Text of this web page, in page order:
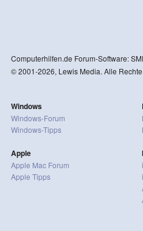
Computerhilfen.de Forum-Software:
© 2001-2026, Lewis Media. Alle
Windows
Windows-Forum
Windows-Tipps
Apple
Apple Mac Forum
Apple Tipps